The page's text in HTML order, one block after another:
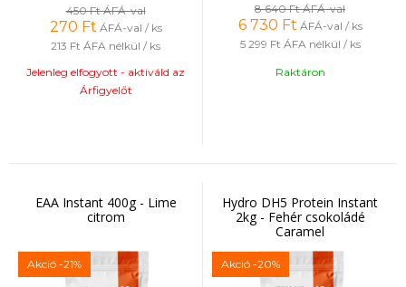
450 FtÁFÁ-val
270 Ft ÁFÁ-val / ks
213 Ft ÁFA nélkül / ks
Jelenleg elfogyott - aktiváld az
Árfigyelőt
8 640 FtÁFÁ-val
6 730 Ft ÁFÁ-val / ks
5 299 Ft ÁFA nélkül / ks
Raktáron
EAA Instant 400g - Lime
citrom
Akció -21%
Hydro DH5 Protein Instant
2kg - Fehér csokoládé
Caramel
Akció -20%